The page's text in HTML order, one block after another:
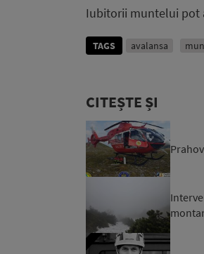
Iubitorii muntelui pot
TAGS avalansa
CITEȘTE ȘI